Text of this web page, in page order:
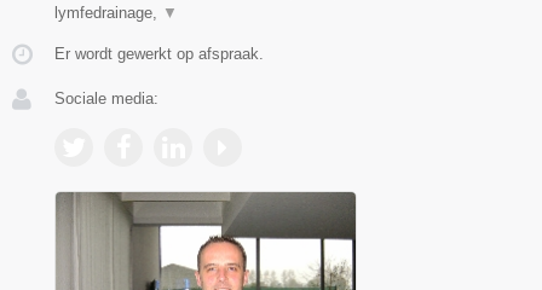
lymfedrainage,
▼
Er wordt gewerkt op afspraak.
Sociale media: